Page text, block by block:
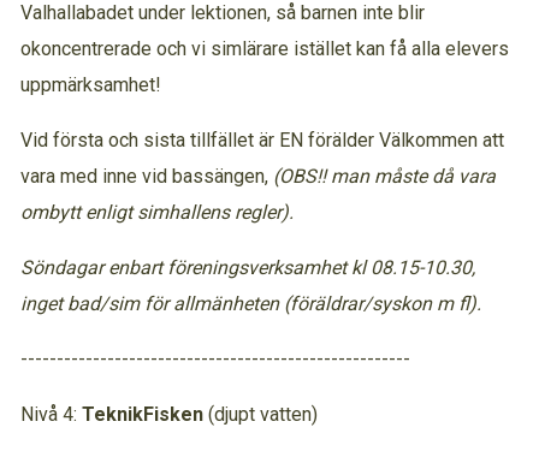
Valhallabadet under lektionen, så barnen inte blir
okoncentrerade och vi simlärare istället kan få alla elevers
uppmärksamhet!
Vid första och sista tillfället är EN förälder Välkommen att
vara med inne vid bassängen, (OBS!! man måste då vara
ombytt enligt simhallens regler).
Söndagar enbart föreningsverksamhet kl 08.15-10.30,
inget bad/sim för allmänheten (föräldrar/syskon m fl).
------------------------------------------------------
Nivå 4: TeknikFisken (djupt vatten)